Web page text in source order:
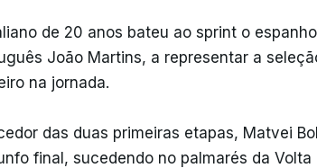
de 20 anos bateu ao sprint o
João Martins, a representar a
na jornada.
das duas primeiras etapas, Matvei
final, sucedendo no palmarés da